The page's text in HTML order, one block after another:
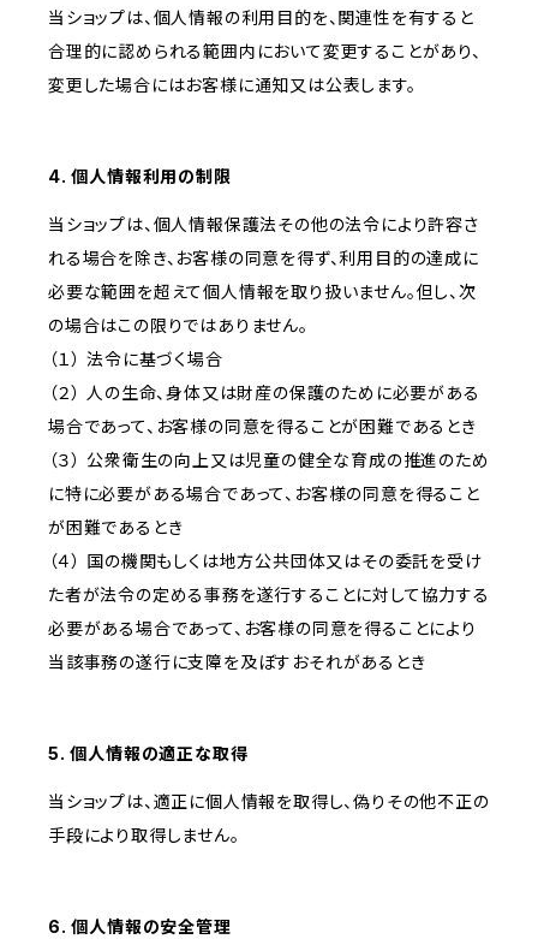
当ショップは、個人情報の利用目的を、関連性を有すると
合理的に認められる範囲内において変更することがあり、
変更した場合にはお客様に通知又は公表します。
4. 個人情報利用の制限
当ショップは、個人情報保護法その他の法令により許容さ
れる場合を除き、お客様の同意を得ず、利用目的の達成に
必要な範囲を超えて個人情報を取り扱いません。但し、次
の場合はこの限りではありません。
（１） 法令に基づく場合
（２） 人の生命、身体又は財産の保護のために必要がある
場合であって、お客様の同意を得ることが困難であるとき
（３） 公衆衛生の向上又は児童の健全な育成の推進のため
に特に必要がある場合であって、お客様の同意を得ること
が困難であるとき
（４） 国の機関もしくは地方公共団体又はその委託を受け
た者が法令の定める事務を遂行することに対して協力する
必要がある場合であって、お客様の同意を得ることにより
当該事務の遂行に支障を及ぼすおそれがあるとき
5. 個人情報の適正な取得
当ショップは、適正に個人情報を取得し、偽りその他不正の
手段により取得しません。
6. 個人情報の安全管理